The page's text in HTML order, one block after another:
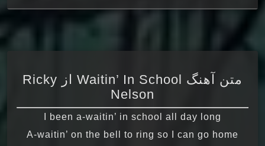
متن آهنگ Waitin’ In School از Ricky
Nelson
I been a-waitin’ in school all day long
A-waitin’ on the bell to ring so I can go home